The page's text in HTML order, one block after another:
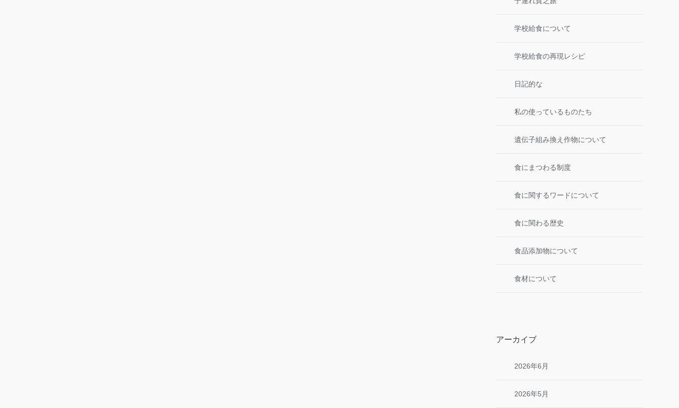
学校給食について
学校給食の再現レシピ
日記的な
私の使っているものたち
遺伝子組み換え作物について
食にまつわる制度
食に関するワードについて
食に関わる歴史
食品添加物について
食材について
アーカイブ
2026年6月
2026年5月